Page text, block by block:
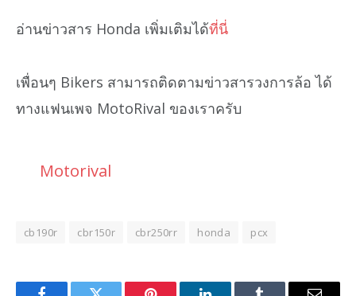
อ่านข่าวสาร Honda เพิ่มเติมได้ที่นี่
เพื่อนๆ Bikers สามารถติดตามข่าวสารวงการล้อ ได้
ทางแฟนเพจ MotoRival ของเราครับ
Motorival
cb190r cbr150r cbr250rr honda pcx